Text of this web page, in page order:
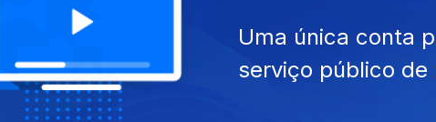
Tecnologia da Música, na Escola Superior de
Uma única conta
serviço público de